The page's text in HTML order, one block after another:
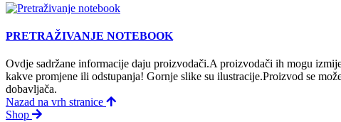
PRETRAŽIVANJE NOTEBOOK
Ovdje sadržane informacije daju proizvodači.A proizvodači ih mogu
kakve promjene ili odstupanja! Gornje slike su ilustracije.Proizvod se
dobavljača.
Nazad na vrh stranice
Shop